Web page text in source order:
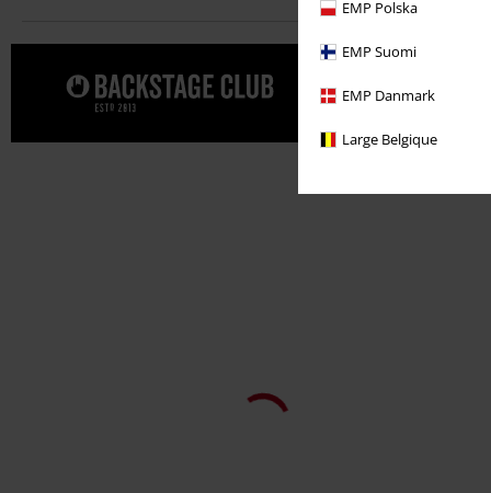
EMP Polska
EMP Suomi
EMP Danmark
Large Belgique
CLUB.